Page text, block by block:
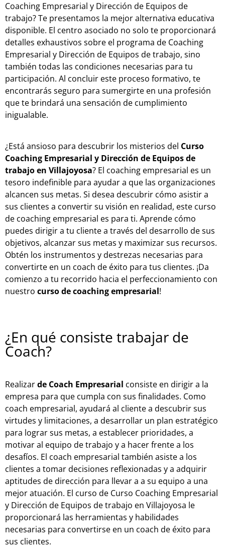
Coaching Empresarial y Dirección de Equipos de
trabajo? Te presentamos la mejor alternativa educativa
disponible. El centro asociado no solo te proporcionará
detalles exhaustivos sobre el programa de Coaching
Empresarial y Dirección de Equipos de trabajo, sino
también todas las condiciones necesarias para tu
participación. Al concluir este proceso formativo, te
encontrarás seguro para sumergirte en una profesión
que te brindará una sensación de cumplimiento
inigualable.
¿Está ansioso para descubrir los misterios del Curso
Coaching Empresarial y Dirección de Equipos de
trabajo en Villajoyosa? El coaching empresarial es un
tesoro indefinible para ayudar a que las organizaciones
alcancen sus metas. Si desea descubrir cómo asistir a
sus clientes a convertir su visión en realidad, este curso
de coaching empresarial es para ti. Aprende cómo
puedes dirigir a tu cliente a través del desarrollo de sus
objetivos, alcanzar sus metas y maximizar sus recursos.
Obtén los instrumentos y destrezas necesarias para
convertirte en un coach de éxito para tus clientes. ¡Da
comienzo a tu recorrido hacia el perfeccionamiento con
nuestro curso de coaching empresarial!
¿En qué consiste trabajar de
Coach?
Realizarde Coach Empresarial consiste en dirigir a la
empresa para que cumpla con sus finalidades. Como
coach empresarial, ayudará al cliente a descubrir sus
virtudes y limitaciones, a desarrollar un plan estratégico
para lograr sus metas, a establecer prioridades, a
motivar al equipo de trabajo y a hacer frente a los
desafíos. El coach empresarial también asiste a los
clientes a tomar decisiones reflexionadas y a adquirir
aptitudes de dirección para llevar a a su equipo a una
mejor atuación. El curso de Curso Coaching Empresarial
y Dirección de Equipos de trabajo en Villajoyosa le
proporcionará las herramientas y habilidades
necesarias para convertirse en un coach de éxito para
sus clientes.